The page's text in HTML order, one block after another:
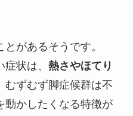
があるそうです。
状は、 熱さやほてり
むずむず脚症候群は不
動かしたくなる特徴が